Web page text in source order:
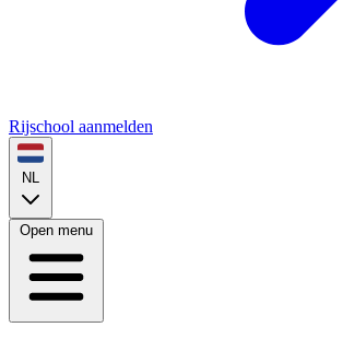
Rijschool aanmelden
NL
Open menu